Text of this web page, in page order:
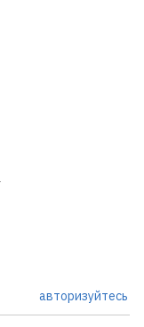
авторизуйтесь